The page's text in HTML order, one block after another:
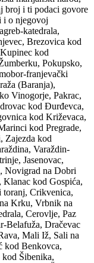
broj i ti podaci govore
i o njegovoj
katedrala,
Brezovica kod
kod
Pokupsko,
franjevački
(Baranja),
Vinogorje, Pakrac,
kod Đurđevca,
kod Križevaca,
kod Pregrade,
Zajezda kod
Varaždin-
Jasenovac,
Novigrad na Dobri
Klanac kod Gospića,
Crikvenica,
Krku, Vrbnik na
Cerovlje, Paz
Belafuža, Dračevac
Mali Iž, Sali na
kod Benkovca,
Šibenika,